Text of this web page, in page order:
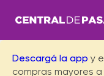
Descargá la app y
compras mayores a